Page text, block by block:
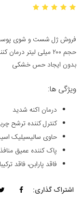
حجم ۲۰۰ میلی لیتر
بدون ایجاد حس خشکی
ویژگی ها:
درمان اکنه شدید
کنترل کننده ترشح
حاوی سالیسیلیک
پاک کننده عمیق
فاقد پارابن، فاقد
اشتراک گذاری: